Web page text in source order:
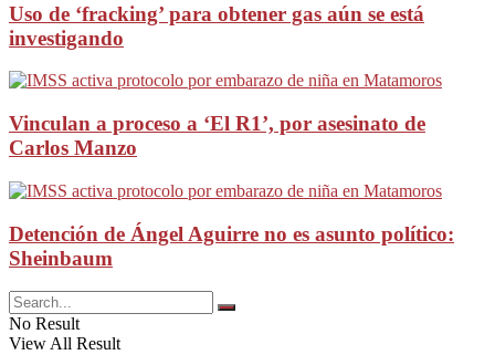
Uso de ‘fracking’ para obtener gas aún se está
investigando
Vinculan a proceso a ‘El R1’, por asesinato de
Carlos Manzo
Detención de Ángel Aguirre no es asunto político:
Sheinbaum
No Result
View All Result